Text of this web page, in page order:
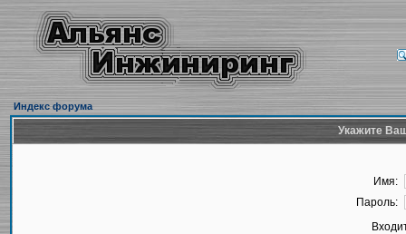
Индекс форума
Укажите
Имя:
Пароль: